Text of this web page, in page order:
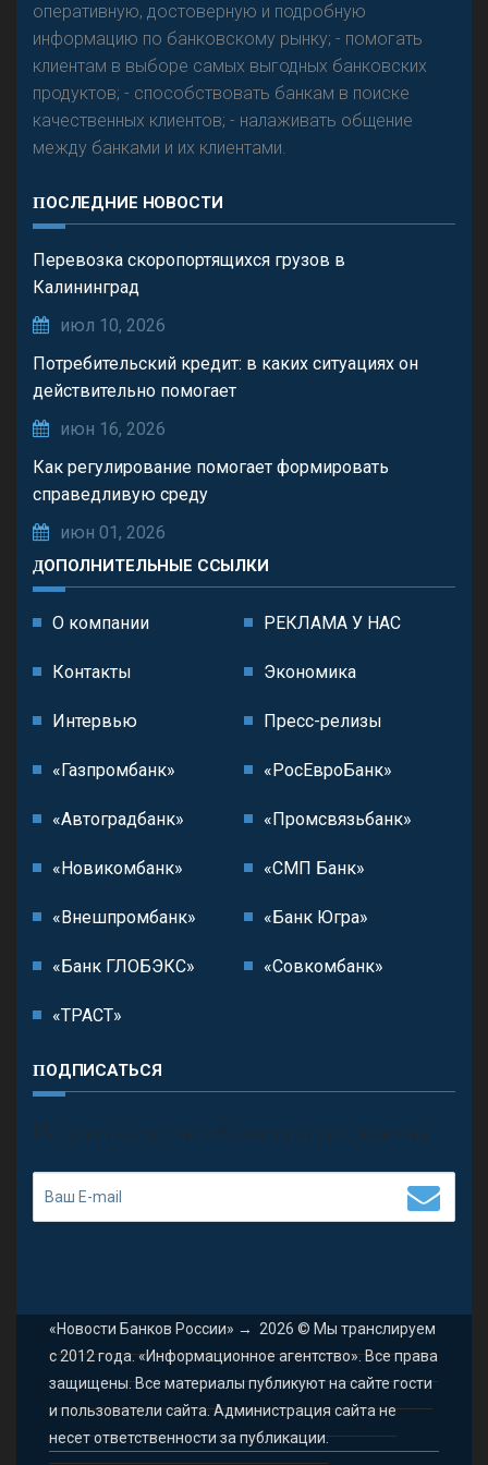
оперативную, достоверную и подробную
информацию по банковскому рынку; - помогать
клиентам в выборе самых выгодных банковских
продуктов; - способствовать банкам в поиске
качественных клиентов; - налаживать общение
между банками и их клиентами.
ПОСЛЕДНИЕ НОВОСТИ
Перевозка скоропортящихся грузов в
Калининград
июл 10, 2026
Потребительский кредит: в каких ситуациях он
действительно помогает
июн 16, 2026
Как регулирование помогает формировать
справедливую среду
июн 01, 2026
ДОПОЛНИТЕЛЬНЫЕ ССЫЛКИ
О компании РЕКЛАМА У НАС
Контакты Экономика
Интервью Пресс-релизы
«Газпромбанк» «РосЕвроБанк»
«Автоградбанк» «Промсвязьбанк»
«Новикомбанк» «СМП Банк»
«Внешпромбанк» «Банк Югра»
«Банк ГЛОБЭКС» «Совкомбанк»
«ТРАСТ»
ПОДПИСАТЬСЯ
П олучить последние обновления и предложения.
«Новости Банков России» → 2026 © Мы транслируем
с 2012 года. «Информационное агентство». Все права
защищены. Все материалы публикуют на сайте гости
и пользователи сайта. Администрация сайта не
несет ответственности за публикации.